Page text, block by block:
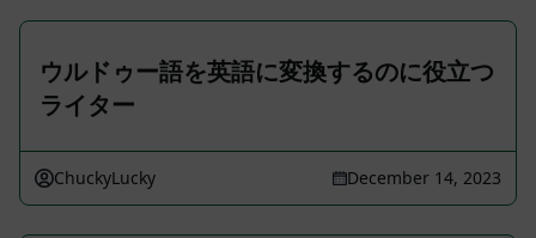
ウルドゥー語を英語に変換するのに役立つ
ライター
ChuckyLucky December 14, 2023